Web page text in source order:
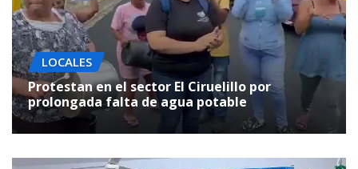
LOCALES
Protestan en el sector El Ciruelillo por
prolongada falta de agua potable